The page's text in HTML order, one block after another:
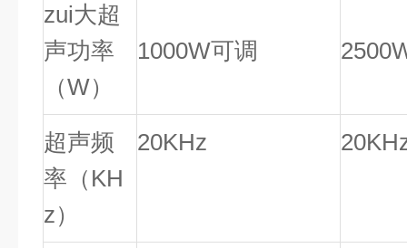
zui大超
声功率
（W）
1000W可调 25
超声频
率（KH
z）
20KHz